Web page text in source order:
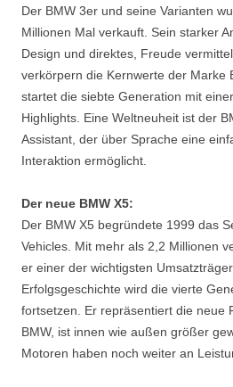
Der BMW 3er und seine Varianten
Millionen Mal verkauft. Sein starker
Design und direktes, Freude
verkörpern die Kernwerte der Marke
startet die siebte Generation mit
Highlights. Eine Weltneuheit ist der
Assistant, der über Sprache eine
Interaktion ermöglicht.
Der neue BMW X5:
Der BMW X5 begründete 1999 das
Vehicles. Mit mehr als 2,2 Millionen
er einer der wichtigsten
Erfolgsgeschichte wird die vierte
fortsetzen. Er repräsentiert die neue
BMW, ist innen wie außen größer
Motoren haben noch weiter an